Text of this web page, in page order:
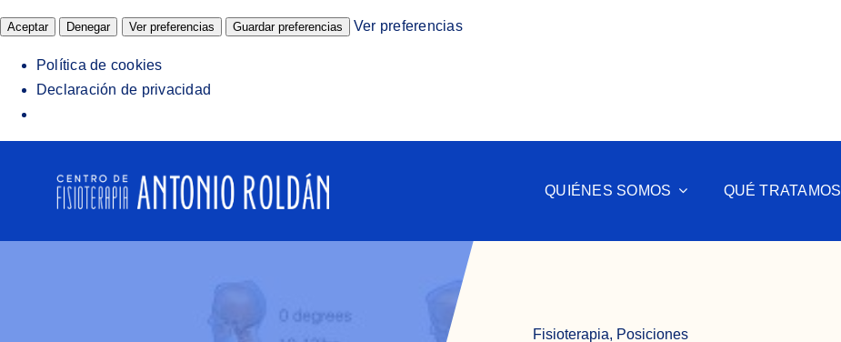
Aceptar Denegar Ver preferencias Guardar preferencias Ver preferencias
Política de cookies
Declaración de privacidad
contenido
QUIÉNES SOMOS QUÉ TRATAMOS
Fisioterapia, Posiciones